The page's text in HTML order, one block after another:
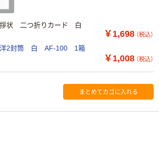
拶状 二つ折りカード 白
￥1,698 （税込）
2封筒 白 AF-100 1箱
￥1,008 （税込）
まとめてカゴに入れる